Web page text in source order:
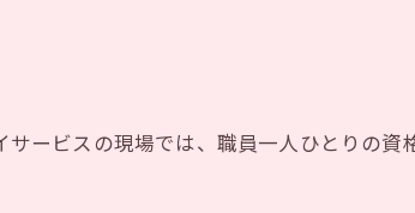
ビス運営のヒント
減策のポイント
ービスの現場では、職員一人ひとりの資